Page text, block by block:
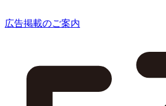
広告掲載のご案内